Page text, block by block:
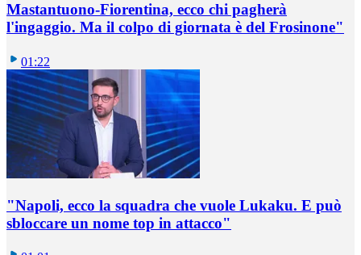
Mastantuono-Fiorentina, ecco chi pagherà
l'ingaggio. Ma il colpo di giornata è del Frosinone"
01:22
"Napoli, ecco la squadra che vuole Lukaku. E può
sbloccare un nome top in attacco"